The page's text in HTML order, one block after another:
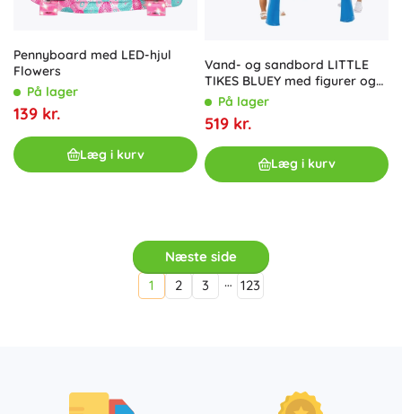
Pennyboard med LED-hjul
Flowers
På lager
139 kr.
Læg i kurv
Vand- og sandbord LITTLE
TIKES BLUEY med figurer og
tilbehør
På lager
519 kr.
Læg i kurv
Næste side
1
2 3 … 123